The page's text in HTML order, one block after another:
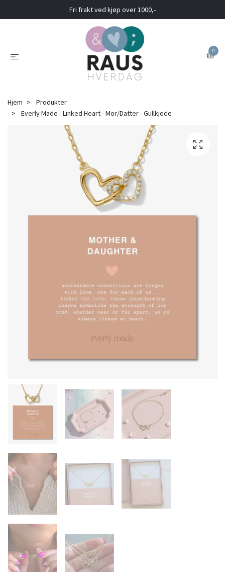
Fri frakt ved kjøp over 1000,-
0
Hjem
Produkter
Everly Made - Linked Heart - Mor/Datter - Gullkjede